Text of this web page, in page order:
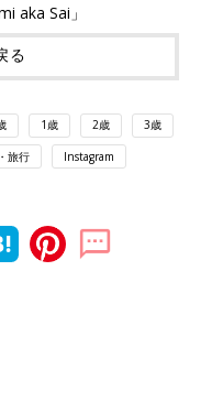
aka Sai」
る
1歳 2歳 3歳
旅行 Instagram